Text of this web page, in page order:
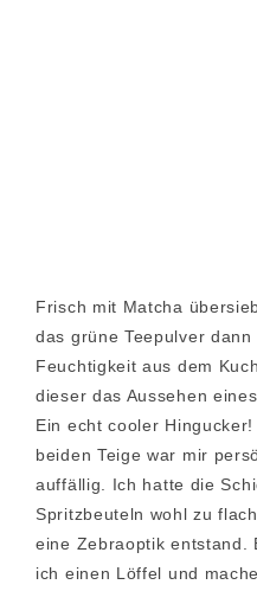
Frisch mit Matcha
das grüne Teepulver
Feuchtigkeit aus dem
dieser das Aussehen
Ein echt cooler
beiden Teige war mir
auffällig. Ich hatte die
Spritzbeuteln wohl zu
eine Zebraoptik entstand.
ich einen Löffel und